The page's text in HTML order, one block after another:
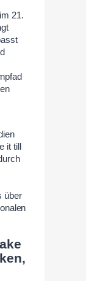
21.
it till
über